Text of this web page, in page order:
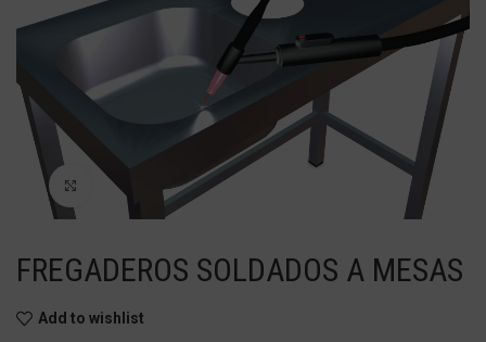
Haga Click para agrandar
FREGADEROS SOLDADOS A MESAS
Add to wishlist